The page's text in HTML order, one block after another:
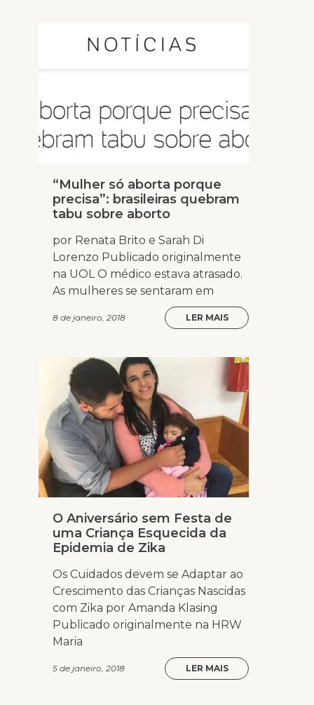
“Mulher só aborta porque
precisa”: brasileiras quebram
tabu sobre aborto
por Renata Brito e Sarah Di
Lorenzo Publicado originalmente
na UOL O médico estava atrasado.
As mulheres se sentaram em
8 de janeiro, 2018 LER MAIS
O Aniversário sem Festa de
uma Criança Esquecida da
Epidemia de Zika
Os Cuidados devem se Adaptar ao
Crescimento das Crianças Nascidas
com Zika por Amanda Klasing
Publicado originalmente na HRW
Maria
5 de janeiro, 2018 LER MAIS